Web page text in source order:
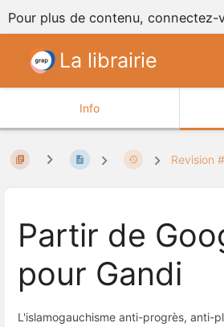
Pour plus de contenu, connectez-
La librairie
Info
Revision
Partir de
pour Gandi
L'islamogauchisme anti-progrès, anti-